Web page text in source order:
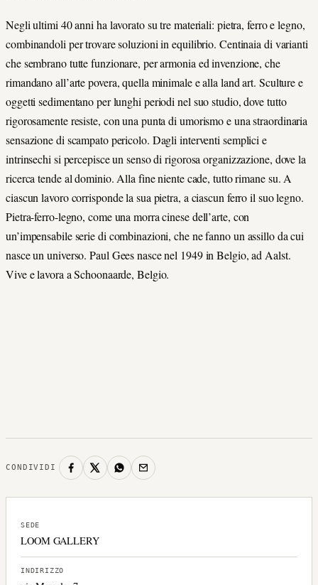
Negli ultimi 40 anni ha lavorato su tre materiali: pietra, ferro e legno,
combinandoli per trovare soluzioni in equilibrio. Centinaia di varianti
che sembrano tutte funzionare, per armonia ed invenzione, che
rimandano all’arte povera, quella minimale e alla land art. Sculture e
oggetti sedimentano per lunghi periodi nel suo studio, dove tutto
rigorosamente resiste, con una punta di umorismo e una straordinaria
sensazione di scampato pericolo. Dagli interventi semplici e
intrinsechi si percepisce un senso di rigorosa organizzazione, dove la
ricerca tende al dominio. Alla fine niente cade, tutto rimane su. A
ciascun lavoro corrisponde la sua pietra, a ciascun ferro il suo legno.
Pietra-ferro-legno, come una morra cinese dell’arte, con
un’impensabile serie di combinazioni, che ne fanno un assillo da cui
nasce un universo. Paul Gees nasce nel 1949 in Belgio, ad Aalst.
Vive e lavora a Schoonaarde, Belgio.
CONDIVIDI
SEDE
LOOM GALLERY
INDIRIZZO